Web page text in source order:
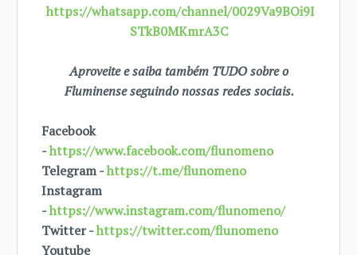
https://whatsapp.com/channel/0029Va9BOi9I
STkB0MKmrA3C
Aproveite e saiba também TUDO sobre o
Fluminense seguindo nossas redes sociais.
Facebook
-https://www.facebook.com/flunomeno
Telegram -https://t.me/flunomeno
Instagram
-https://www.instagram.com/flunomeno/
Twitter -https://twitter.com/flunomeno
Youtube